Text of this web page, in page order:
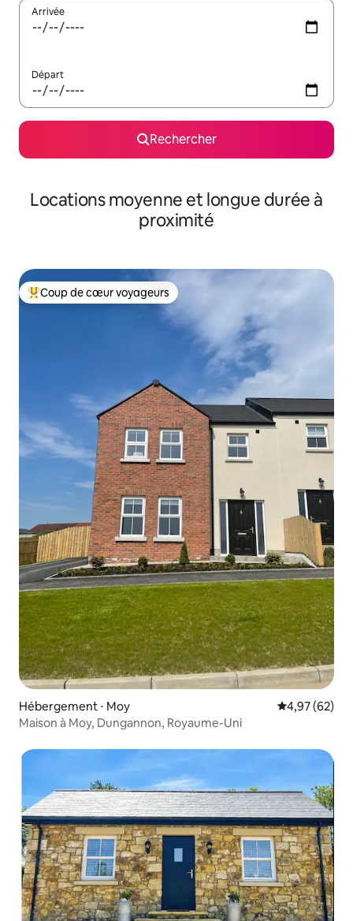
Arrivée
Départ
Rechercher
Locations moyenne et longue durée à
proximité
Coups de cœur voyageurs les plus appréciés
Coup de cœur voyageurs
Hébergement ⋅ Moy Évaluation
4,97 (62)
Maison à Moy, Dungannon, Royaume-Uni